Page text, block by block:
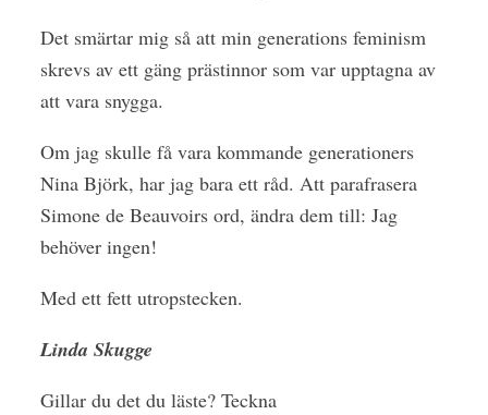
Det smärtar mig så att min generations feminism
skrevs av ett gäng prästinnor som var upptagna av
att vara snygga.
Om jag skulle få vara kommande generationers
Nina Björk, har jag bara ett råd. Att parafrasera
Simone de Beauvoirs ord, ändra dem till: Jag
behöver ingen!
Med ett fett utropstecken.
Linda Skugge
Gillar du det du läste? Teckna